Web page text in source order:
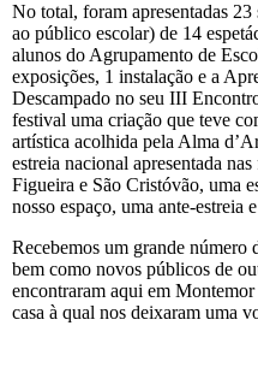
No total, foram apresentadas 23
ao público escolar) de 14
alunos do Agrupamento de
exposições, 1 instalação e a
Descampado no seu III
festival uma criação que teve
artística acolhida pela Alma
estreia nacional apresentada
Figueira e São Cristóvão, uma
nosso espaço, uma ante-estreia
Recebemos um grande número
bem como novos públicos de
encontraram aqui em
casa à qual nos deixaram uma